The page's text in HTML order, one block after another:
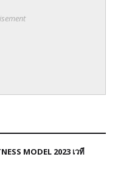
MODEL 2023 เวที